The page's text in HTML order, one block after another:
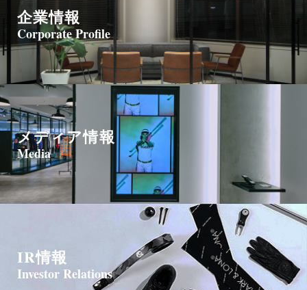
企業情報
Corporate Profile
メディア情報
Media
IR情報
Investor Relations